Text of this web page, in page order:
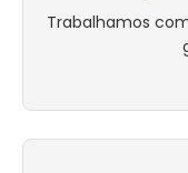
Trabalhamos